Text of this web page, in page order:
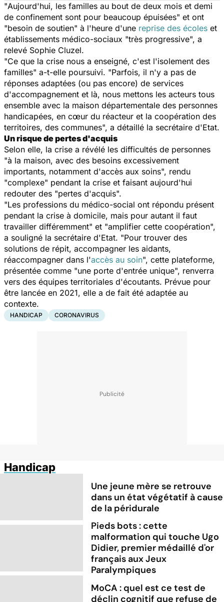
"Aujourd'hui, les familles au bout de deux mois et demi
de confinement sont pour beaucoup épuisées" et ont
"besoin de soutien" à l'heure d'une reprise des écoles et
établissements médico-sociaux "très progressive", a
relevé Sophie Cluzel.
"Ce que la crise nous a enseigné, c'est l'isolement des
familles" a-t-elle poursuivi. "Parfois, il n'y a pas de
réponses adaptées (ou pas encore) de services
d'accompagnement et là, nous mettons les acteurs tous
ensemble avec la maison départementale des personnes
handicapées, en cœur du réacteur et la coopération des
territoires, des communes", a détaillé la secrétaire d'Etat.
Un risque de pertes d'acquis
Selon elle, la crise a révélé les difficultés de personnes
"à la maison, avec des besoins excessivement
importants, notamment d'accès aux soins", rendu
"complexe" pendant la crise et faisant aujourd'hui
redouter des "pertes d'acquis".
"Les professions du médico-social ont répondu présent
pendant la crise à domicile, mais pour autant il faut
travailler différemment" et "amplifier cette coopération",
a souligné la secrétaire d'Etat. "Pour trouver des
solutions de répit, accompagner les aidants,
réaccompagner dans l'accès au soin", cette plateforme,
présentée comme "une porte d'entrée unique", renverra
vers des équipes territoriales d'écoutants. Prévue pour
être lancée en 2021, elle a de fait été adaptée au
contexte.
HANDICAP CORONAVIRUS
Handicap
Une jeune mère se retrouve
dans un état végétatif à cause
de la péridurale
Pieds bots : cette
malformation qui touche Ugo
Didier, premier médaillé d'or
français aux Jeux
Paralympiques
MoCA : quel est ce test de
déclin cognitif que refuse de